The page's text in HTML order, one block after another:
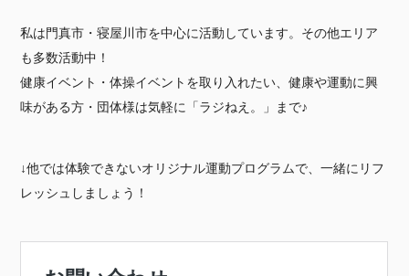
私は門真市・寝屋川市を中心に活動しています。その他エリア
も多数活動中！
健康イベント・体操イベントを取り入れたい、健康や運動に興
味がある方・団体様は気軽に「ラジねえ。」まで♪
↓他では体験できないオリジナル運動プログラムで、一緒にリフ
レッシュしましょう！